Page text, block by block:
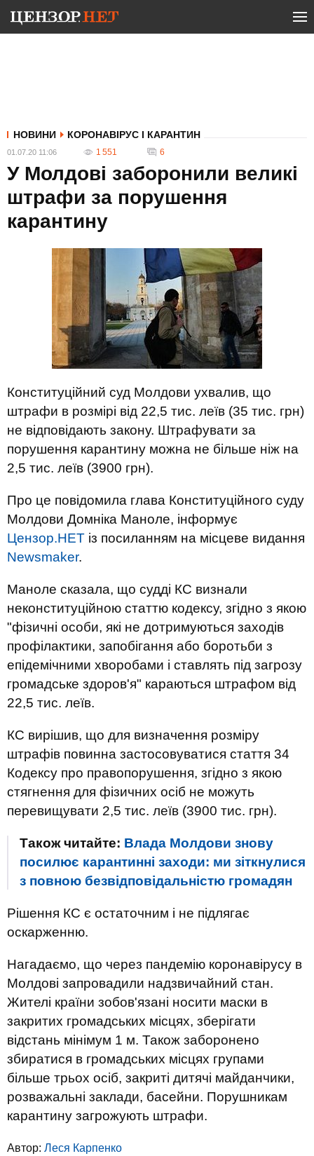
НОВИНИ КОРОНАВІРУС І КАРАНТИН
01.07.20 11:06 1 551 6
У Молдові заборонили великі
штрафи за порушення
карантину
Конституційний суд Молдови ухвалив, що
штрафи в розмірі від 22,5 тис. леїв (35 тис. грн)
не відповідають закону. Штрафувати за
порушення карантину можна не більше ніж на
2,5 тис. леїв (3900 грн).
Про це повідомила глава Конституційного суду
Молдови Домніка Маноле, інформує
Цензор.НЕТ із посиланням на місцеве видання
Newsmaker.
Маноле сказала, що судді КС визнали
неконституційною статтю кодексу, згідно з якою
"фізичні особи, які не дотримуються заходів
профілактики, запобігання або боротьби з
епідемічними хворобами і ставлять під загрозу
громадське здоров'я" караються штрафом від
22,5 тис. леїв.
КС вирішив, що для визначення розміру
штрафів повинна застосовуватися стаття 34
Кодексу про правопорушення, згідно з якою
стягнення для фізичних осіб не можуть
перевищувати 2,5 тис. леїв (3900 тис. грн).
Також читайте: Влада Молдови знову
посилює карантинні заходи: ми зіткнулися
з повною безвідповідальністю громадян
Рішення КС є остаточним і не підлягає
оскарженню.
Нагадаємо, що через пандемію коронавірусу в
Молдові запровадили надзвичайний стан.
Жителі країни зобов'язані носити маски в
закритих громадських місцях, зберігати
відстань мінімум 1 м. Також заборонено
збиратися в громадських місцях групами
більше трьох осіб, закриті дитячі майданчики,
розважальні заклади, басейни. Порушникам
карантину загрожують штрафи.
Автор: Леся Карпенко